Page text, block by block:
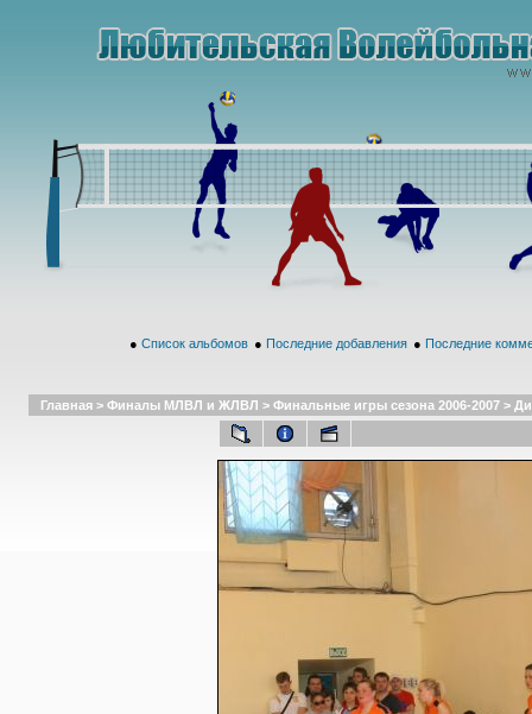
● Список альбомов ● Последние добавления ● Последние
Главная > Финалы МЛВЛ и ЖЛВЛ > Финальные игры сезона 2006-2007 >